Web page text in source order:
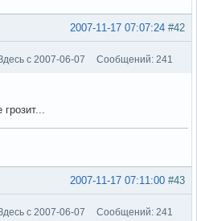
#42
2007-11-17 07:07:24
с 2007-06-07 Сообщений: 241
#43
2007-11-17 07:11:00
с 2007-06-07 Сообщений: 241